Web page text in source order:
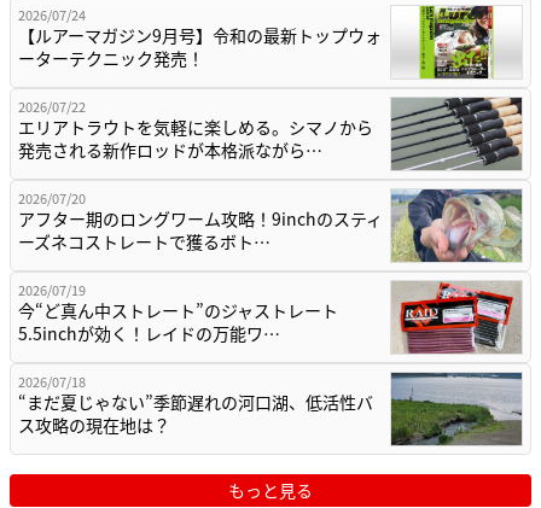
2026/07/24
【ルアーマガジン9月号】令和の最新トップウォ
ーターテクニック発売！
2026/07/22
エリアトラウトを気軽に楽しめる。シマノから
発売される新作ロッドが本格派ながら…
2026/07/20
アフター期のロングワーム攻略！9inchのスティ
ーズネコストレートで獲るボト…
2026/07/19
今“ど真ん中ストレート”のジャストレート
5.5inchが効く！レイドの万能ワ…
2026/07/18
“まだ夏じゃない”季節遅れの河口湖、低活性バ
ス攻略の現在地は？
もっと見る